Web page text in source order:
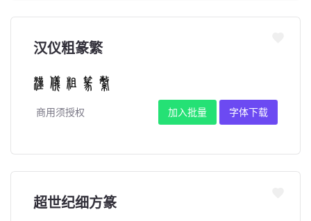
汉仪粗篆繁
商用须授权 加入批量 字体下载
超世纪细方篆